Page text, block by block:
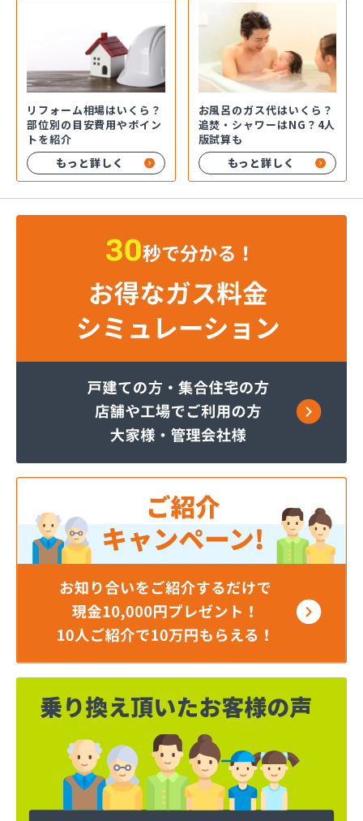
リフォーム相場はいくら？
部位別の目安費用やポイン
トを紹介
もっと詳しく
お風呂のガス代はいくら？
追焚・シャワーはNG？4人
版試算も
もっと詳しく